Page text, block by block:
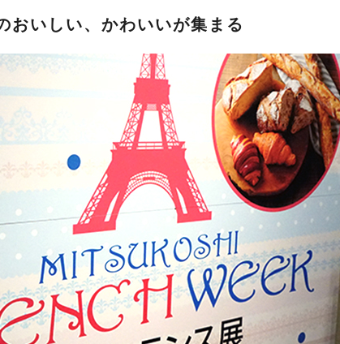
おいしい、かわいいが集まる